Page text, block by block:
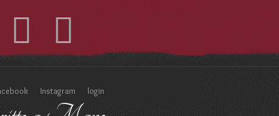
Instagram login